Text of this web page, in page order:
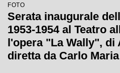
FOTO
Serata inaugurale
1953-1954 al Teatro
l'opera "La Wally", di
diretta da Carlo